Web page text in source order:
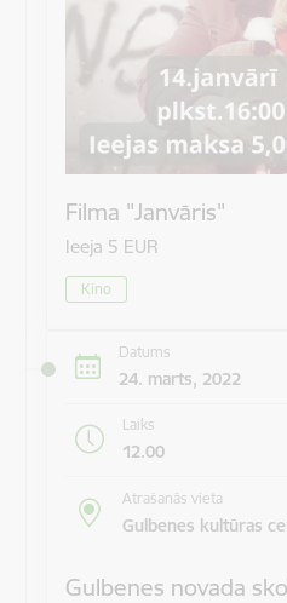
Filma "Janvāris"
Ieeja 5 EUR
Kino
Datums
24. marts, 2022
Laiks
12.00
Atrašanās vieta
Gulbenes kultūras
Gulbenes novada